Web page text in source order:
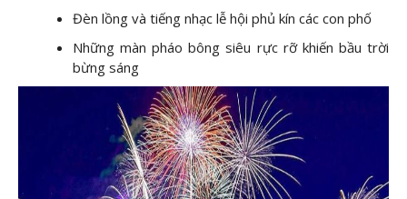
Đèn lồng và tiếng nhạc lễ hội phủ kín các con phố
Những màn pháo bông siêu rực rỡ khiến bầu trời
bừng sáng